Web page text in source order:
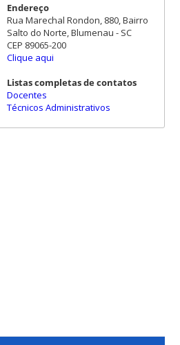
Endereço
Rua Marechal Rondon, 880, Bairro
Salto do Norte, Blumenau - SC
CEP 89065-200
Clique aqui
Listas completas de contatos
Docentes
Técnicos Administrativos